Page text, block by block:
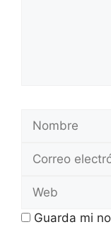
electrónico
Guarda mi